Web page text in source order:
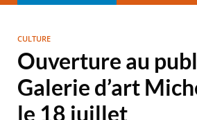
CULTURE
Ouverture au
Galerie d’art
le 18 juillet